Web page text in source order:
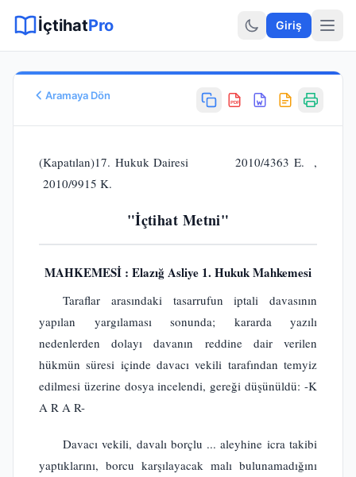
Hukuki Araçlar
İçtihatPro Giriş
Aramaya Dön
PDF
Karar No
2010/9915
Karar Sonucu
ONANMASINA
Genel Hukuk
(Kapatılan)17. Hukuk Dairesi 2010/4363 E. ,
2010/9915 K.
"İçtihat Metni"
MAHKEMESİ : Elazığ Asliye 1. Hukuk Mahkemesi
Taraflar arasındaki tasarrufun iptali davasının
yapılan yargılaması sonunda; kararda yazılı
nedenlerden dolayı davanın reddine dair verilen
hükmün süresi içinde davacı vekili tarafından temyiz
edilmesi üzerine dosya incelendi, gereği düşünüldü: -K
A R A R-
Davacı vekili, davalı borçlu ... aleyhine icra takibi
yaptıklarını, borcu karşılayacak malı bulunamadığını